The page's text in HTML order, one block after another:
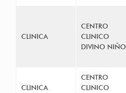
CLINICA
CENTRO
CLINICO
DIVINO NIÑO
CLINICA
CENTRO
CLINICO